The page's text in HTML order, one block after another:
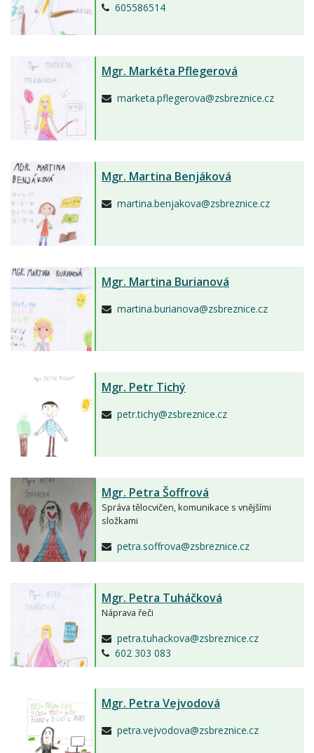
605586514
Mgr. Markéta Pflegerová
marketa.pflegerova@zsbreznice.cz
Mgr. Martina Benjáková
martina.benjakova@zsbreznice.cz
Mgr. Martina Burianová
martina.burianova@zsbreznice.cz
Mgr. Petr Tichý
petr.tichy@zsbreznice.cz
Mgr. Petra Šoffrová
Správa tělocvičen, komunikace s vnějšími
složkami
petra.soffrova@zsbreznice.cz
Mgr. Petra Tuháčková
Náprava řeči
petra.tuhackova@zsbreznice.cz
602 303 083
Mgr. Petra Vejvodová
petra.vejvodova@zsbreznice.cz